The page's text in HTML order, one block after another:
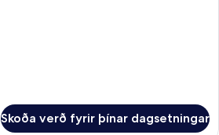
Skoða verð fyrir þínar dagsetningar